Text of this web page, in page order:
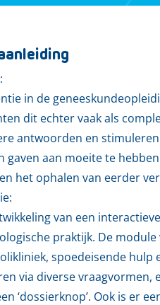
in de
dit echter vaak als
antwoorden en
aan moeite te
het ophalen van eerder
van een
praktijk. De
spoedeisende hulp
via diverse vraagvormen,
‘dossierknop’. Ook is er